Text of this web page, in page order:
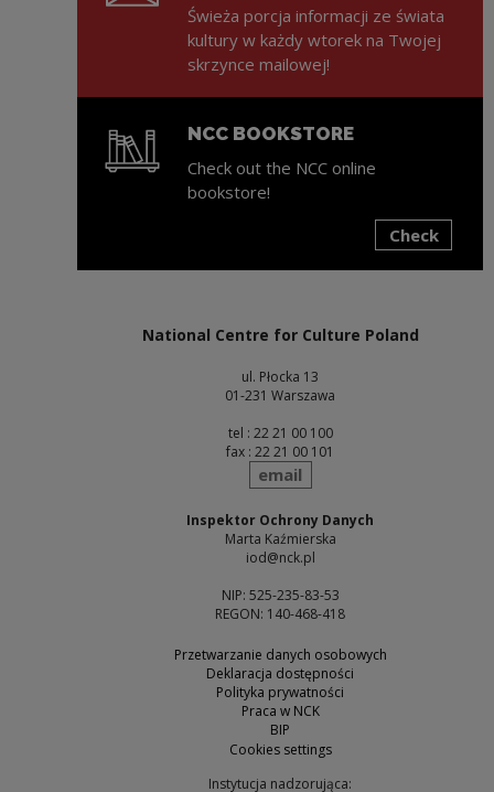
Świeża porcja informacji ze świata
kultury w każdy wtorek na Twojej
skrzynce mailowej!
NCC BOOKSTORE
Check out the NCC online
bookstore!
Check
National Centre for Culture Poland
ul. Płocka 13
01-231 Warszawa
tel : 22 21 00 100
fax : 22 21 00 101
send
email
Inspektor Ochrony Danych
Marta Kaźmierska
iod@nck.pl
NIP: 525-235-83-53
REGON: 140-468-418
Przetwarzanie danych osobowych
Deklaracja dostępności
Polityka prywatności
Praca w NCK
BIP
Cookies settings
Instytucja nadzorująca: